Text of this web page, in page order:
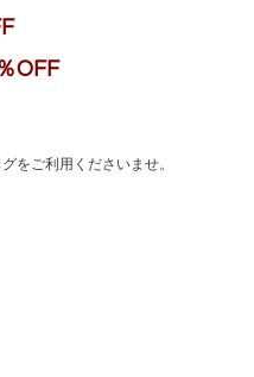
OFF
をご利用くださいませ。